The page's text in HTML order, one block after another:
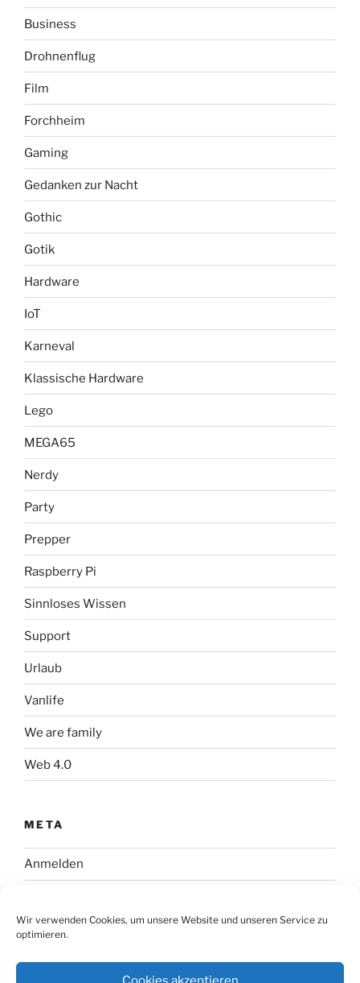
Wir verwenden Cookies, um unsere Website und unseren Service zu
optimieren.
Business
Drohnenflug
Film
Forchheim
Gaming
Gedanken zur Nacht
Gothic
Gotik
Hardware
IoT
Karneval
Klassische Hardware
Lego
MEGA65
Nerdy
Party
Prepper
Raspberry Pi
Sinnloses Wissen
Support
Urlaub
Vanlife
We are family
Web 4.0
META
Anmelden
Kommentar-Feed
WordPress.org